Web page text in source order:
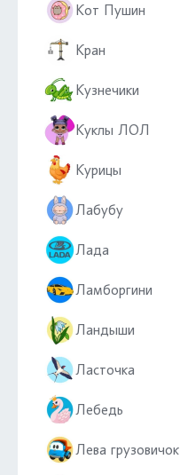
Кот Пушин
Кран
Кузнечики
Куклы ЛОЛ
Курицы
Лабубу
Лада
Ламборгини
Ландыши
Ласточка
Лебедь
Лева грузовичок